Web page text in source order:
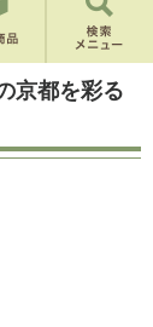
都を彩る